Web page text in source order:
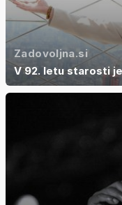
Zadovoljna.si
V 92. letu starosti